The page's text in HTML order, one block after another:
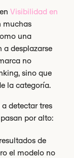
Visibilidad en
muchas
una
a desplazarse
no
sino que
la categoría.
detectar tres
por alto:
de
el modelo no